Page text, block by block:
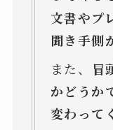
文書やプ
聞き手側
また、
冒
かどうか
変わって